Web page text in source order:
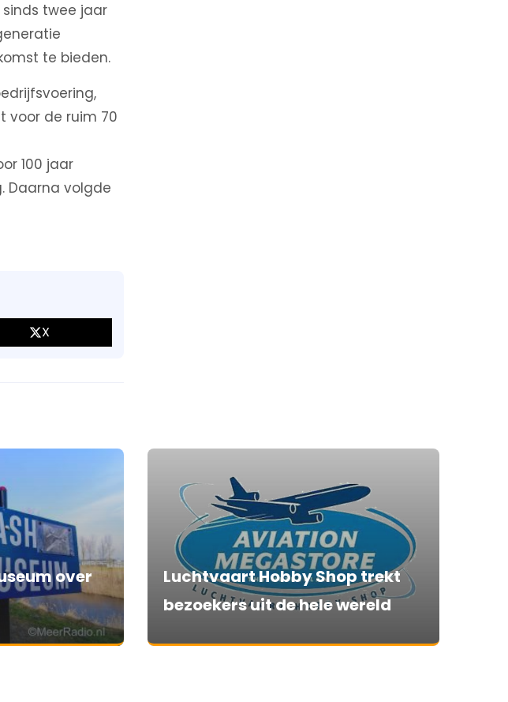
twee jaar
te bieden.
voor de ruim 70
100 jaar
Daarna volgde
X
over
Luchtvaart Hobby Shop trekt
bezoekers uit de hele wereld